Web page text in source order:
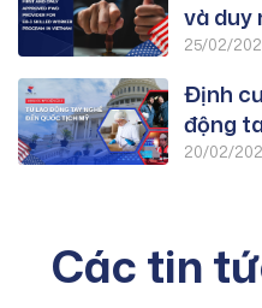
và duy
duyệt
25/02/
Định
động
20/02/
Các tin